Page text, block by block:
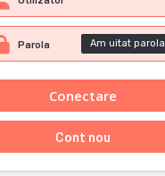
Am uitat parola